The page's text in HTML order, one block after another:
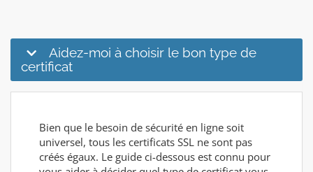
Aidez-moi à choisir le bon type de
certificat
Bien que le besoin de sécurité en ligne soit
universel, tous les certificats SSL ne sont pas
créés égaux. Le guide ci-dessous est connu pour